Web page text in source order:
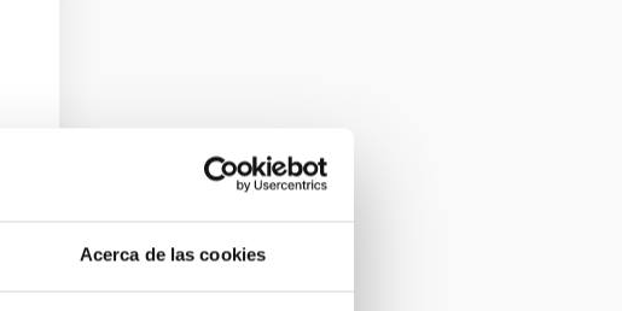
Acerca de las cookies